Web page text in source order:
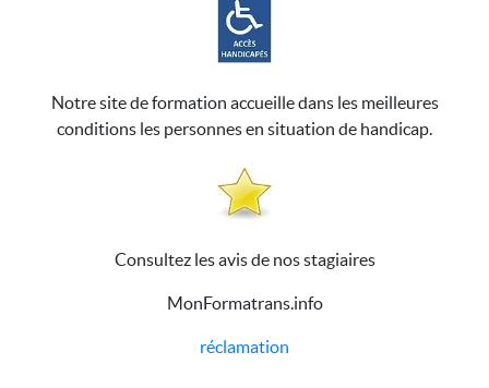
Notre site de formation accueille dans les meilleures
conditions les personnes en situation de handicap.
Consultez les avis de nos stagiaires
MonFormatrans.info
réclamation